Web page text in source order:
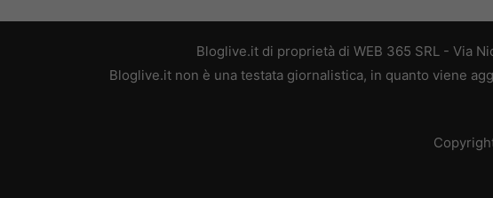
Bloglive.it di proprietà di WEB 365 SRL - Via
Bloglive.it non è una testata giornalistica, in quanto viene